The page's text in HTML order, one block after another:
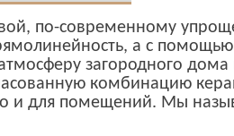
по-современному
а с
загородного
комбинацию
и для помещений. Мы